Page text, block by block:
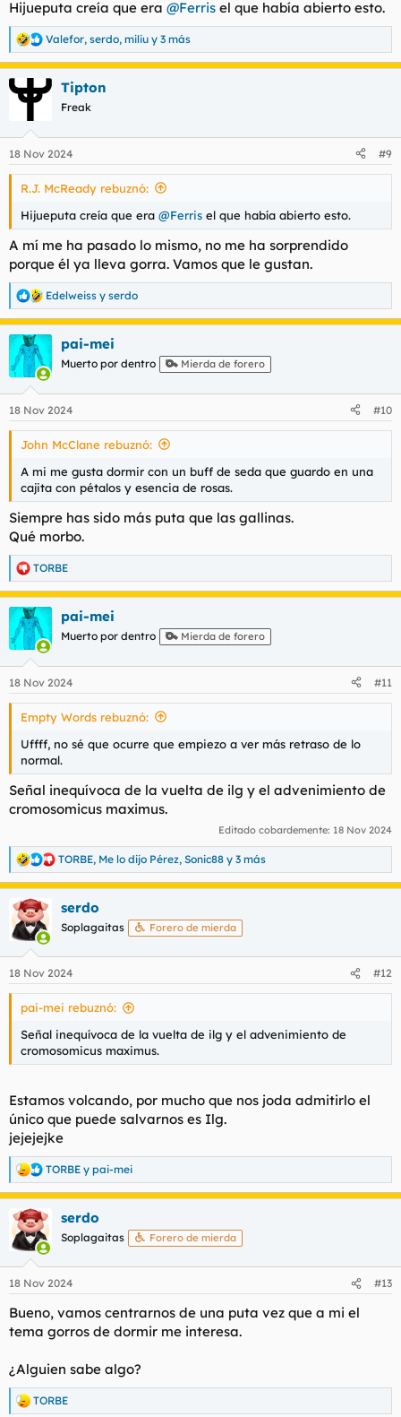
:
Hijueputa creía que era @Ferris el que había abierto esto.
R
e
a
c
c
e
s
Valefor, serdo, miliu y 3 más
Tipton
Freak
18 Nov 2024 #9
R.J. McReady rebuznó:
Hijueputa creía que era @Ferris el que había abierto esto.
A mí me ha pasado lo mismo, no me ha sorprendido
porque él ya lleva gorra. Vamos que le gustan.
R
e
a
c
c
i
e
s
Edelweiss y serdo
pai-mei
Muerto por dentro Mierda de forero
18 Nov 2024 #10
John McClane rebuznó:
A mi me gusta dormir con un buff de seda que guardo en una
cajita con pétalos y esencia de rosas.
Siempre has sido más puta que las gallinas.
Qué morbo.
R
e
a
c
c
i
e
s
TORBE
pai-mei
Muerto por dentro Mierda de forero
18 Nov 2024 #11
Empty Words rebuznó:
Uffff, no sé que ocurre que empiezo a ver más retraso de lo
normal.
Señal inequívoca de la vuelta de ilg y el advenimiento de
cromosomicus maximus.
Editado cobardemente: 18 Nov 2024
R
e
a
c
c
i
e
s
TORBE, Me lo dijo Pérez, Sonic88 y 3 más
serdo
Soplagaitas Forero de mierda
18 Nov 2024 #12
pai-mei rebuznó:
Señal inequívoca de la vuelta de ilg y el advenimiento de
cromosomicus maximus.
Estamos volcando, por mucho que nos joda admitirlo el
único que puede salvarnos es Ilg.
jejejejke
R
e
a
c
c
i
e
:
TORBE y pai-mei
serdo
Soplagaitas Forero de mierda
18 Nov 2024 #13
Bueno, vamos centrarnos de una puta vez que a mi el
tema gorros de dormir me interesa.
¿Alguien sabe algo?
R
TORBE